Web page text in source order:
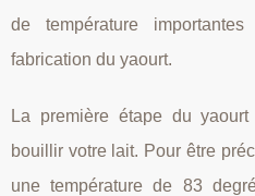
de température
fabrication du yaourt.
La première étape du
bouillir votre lait. Pour être
une température de 83